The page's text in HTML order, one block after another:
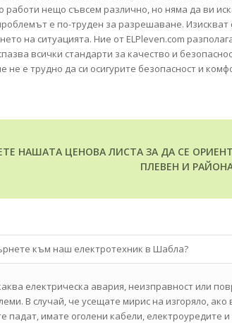
работи нещо съвсем различно, но няма да ви
е по-труден за разрешаване.
на ситуацията. Ние от ELPleven.com
всички стандарти за качество и
не е трудно да си осигурите безопасност и
НАШАТА ЦЕНОВА ЛИСТА ЗА ДА СЕ
ПЛЕВЕН И
към наш електротехник в Шабла?
електрическа авария, неизправност или
В случай, че усещате мирис на изгоряло,
падат, имате оголени кабели, електроуредите